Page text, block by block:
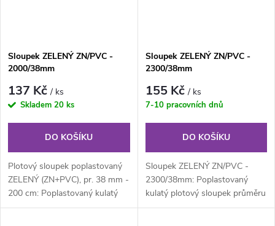
Sloupek ZELENÝ ZN/PVC -
2000/38mm
137 Kč/ ks
Skladem 20 ks
DO KOŠÍKU
Plotový sloupek poplastovaný
ZELENÝ (ZN+PVC), pr. 38 mm -
200 cm: Poplastovaný kulatý
plotový sloupek průměru 38
Sloupek ZELENÝ ZN/PVC -
2300/38mm
155 Kč/ ks
7-10 pracovních dnů
DO KOŠÍKU
Sloupek ZELENÝ ZN/PVC -
2300/38mm: Poplastovaný
kulatý plotový sloupek průměru
38 mm, výška 230 cm.